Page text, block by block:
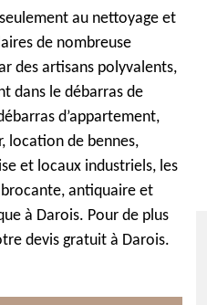
au nettoyage et
de nombreuse
des artisans polyvalents,
dans le débarras de
d’appartement,
location de bennes,
et locaux industriels, les
antiquaire et
à Darois. Pour de plus
devis gratuit à Darois.